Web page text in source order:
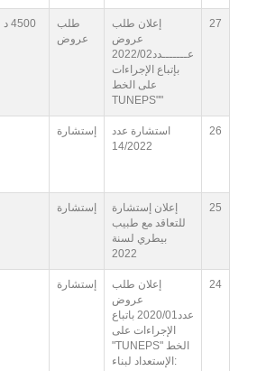
27
إعلان طلب
عروض
عـــــــدد2022/02
بإتباع الإجراءات
على الخط
""TUNEPS
طلب
عروض
4500 د
26
استشارة عدد
14/2022
إستشارة
25
إعلان إستشارة
للتعاقد مع طبيب
بيطري لسنة
2022
إستشارة
24
إعلان طلب
عروض
عدد2020/01 باتباع
الإجراءات على
الخط "TUNEPS"
:الإستعداد لبناء
إستشارة